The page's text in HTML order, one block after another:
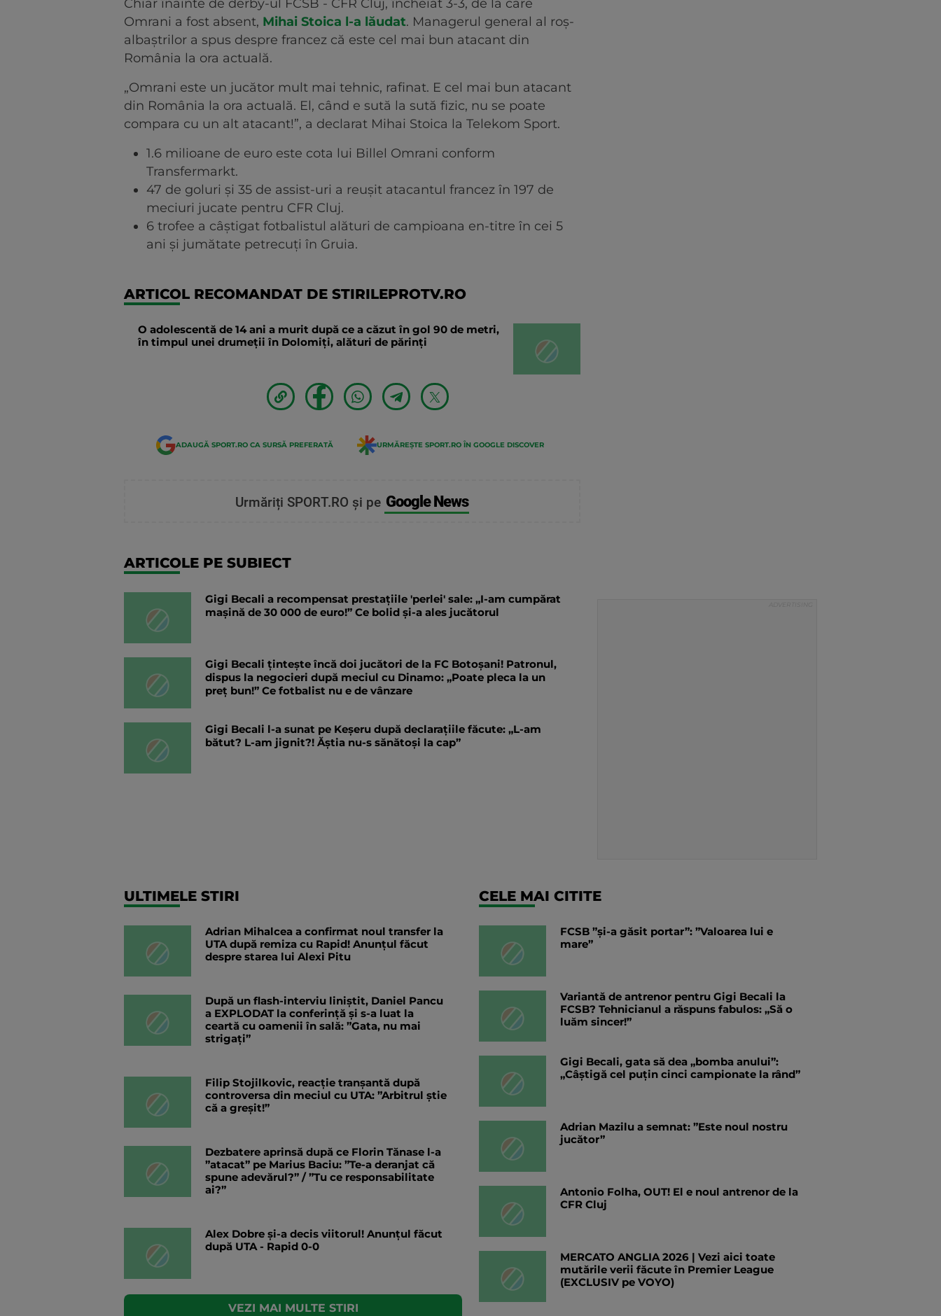
Chiar înainte de derby-ul FCSB - CFR Cluj, încheiat 3-3, de la care
Omrani a fost absent, Mihai Stoica l-a lăudat. Managerul general al roș-
albaștrilor a spus despre francez că este cel mai bun atacant din
România la ora actuală.
„Omrani este un jucător mult mai tehnic, rafinat. E cel mai bun atacant
din România la ora actuală. El, când e sută la sută fizic, nu se poate
compara cu un alt atacant!”, a declarat Mihai Stoica la Telekom Sport.
1.6 milioane de euro este cota lui Billel Omrani conform
Transfermarkt.
47 de goluri și 35 de assist-uri a reușit atacantul francez în 197 de
meciuri jucate pentru CFR Cluj.
6 trofee a câștigat fotbalistul alături de campioana en-titre în cei 5
ani și jumătate petrecuți în Gruia.
ARTICOL RECOMANDAT DE STIRILEPROTV.RO
O adolescentă de 14 ani a murit după ce a căzut în gol 90 de metri,
în timpul unei drumeții în Dolomiți, alături de părinți
ADAUGĂ SPORT.RO CA SURSĂ PREFERATĂ URMĂREȘTE SPORT.RO ÎN GOOGLE DISCOVER
Urmăriți SPORT.RO și pe Google News
ARTICOLE PE SUBIECT
Gigi Becali a recompensat prestațiile 'perlei' sale: „I-am cumpărat
mașină de 30 000 de euro!” Ce bolid și-a ales jucătorul
Gigi Becali țintește încă doi jucători de la FC Botoșani! Patronul,
dispus la negocieri după meciul cu Dinamo: „Poate pleca la un
preț bun!” Ce fotbalist nu e de vânzare
Gigi Becali l-a sunat pe Keșeru după declarațiile făcute: „L-am
bătut? L-am jignit?! Ăștia nu-s sănătoși la cap”
ULTIMELE STIRI
Adrian Mihalcea a confirmat noul transfer la
UTA după remiza cu Rapid! Anunțul făcut
despre starea lui Alexi Pitu
După un flash-interviu liniștit, Daniel Pancu
a EXPLODAT la conferință și s-a luat la
ceartă cu oamenii în sală: ”Gata, nu mai
strigați”
Filip Stojilkovic, reacție tranșantă după
controversa din meciul cu UTA: ”Arbitrul știe
că a greșit!”
Dezbatere aprinsă după ce Florin Tănase l-a
”atacat” pe Marius Baciu: ”Te-a deranjat că
spune adevărul?” / ”Tu ce responsabilitate
ai?”
Alex Dobre și-a decis viitorul! Anunțul făcut
după UTA - Rapid 0-0
VEZI MAI MULTE STIRI
CELE MAI CITITE
FCSB ”și-a găsit portar”: ”Valoarea lui e
mare”
Variantă de antrenor pentru Gigi Becali la
FCSB? Tehnicianul a răspuns fabulos: „Să o
luăm sincer!”
Gigi Becali, gata să dea „bomba anului”:
„Câștigă cel puțin cinci campionate la rând”
Adrian Mazilu a semnat: ”Este noul nostru
jucător”
Antonio Folha, OUT! El e noul antrenor de la
CFR Cluj
MERCATO ANGLIA 2026 | Vezi aici toate
mutările verii făcute în Premier League
(EXCLUSIV pe VOYO)